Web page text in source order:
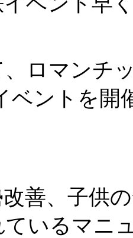
ロマンチ
ベントを開
善、子供
いるマニ